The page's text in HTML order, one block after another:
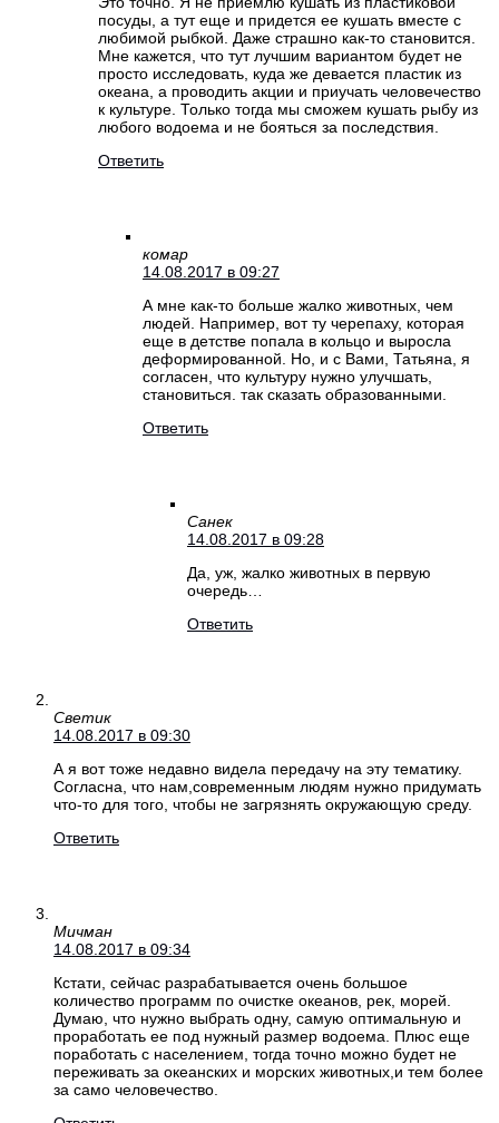
посуды, а тут еще и придется ее кушать вместе с
любимой рыбкой. Даже страшно как-то становится.
Мне кажется, что тут лучшим вариантом будет не
просто исследовать, куда же девается пластик из
океана, а проводить акции и приучать человечество
к культуре. Только тогда мы сможем кушать рыбу из
любого водоема и не бояться за последствия.
Ответить
комар
14.08.2017 в 09:27
А мне как-то больше жалко животных, чем
людей. Например, вот ту черепаху, которая
еще в детстве попала в кольцо и выросла
деформированной. Но, и с Вами, Татьяна, я
согласен, что культуру нужно улучшать,
становиться. так сказать образованными.
Ответить
Санек
14.08.2017 в 09:28
Да, уж, жалко животных в первую
очередь…
Ответить
Светик
14.08.2017 в 09:30
А я вот тоже недавно видела передачу на эту тематику.
Согласна, что нам,современным людям нужно придумать
что-то для того, чтобы не загрязнять окружающую среду.
Ответить
Мичман
14.08.2017 в 09:34
Кстати, сейчас разрабатывается очень большое
количество программ по очистке океанов, рек, морей.
Думаю, что нужно выбрать одну, самую оптимальную и
проработать ее под нужный размер водоема. Плюс еще
поработать с населением, тогда точно можно будет не
переживать за океанских и морских животных,и тем более
за само человечество.